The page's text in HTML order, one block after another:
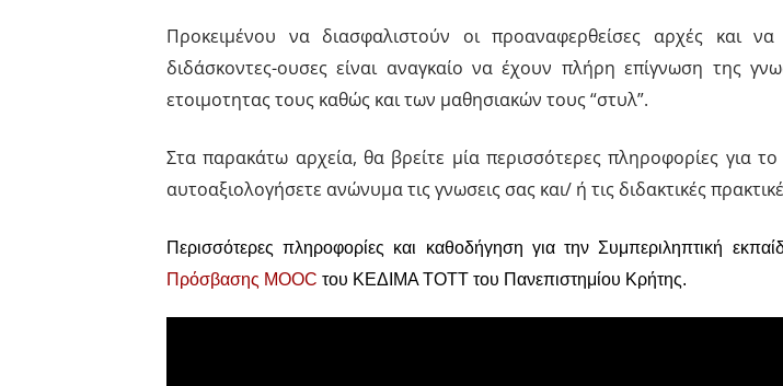
Προκειμένου να διασφαλιστούν οι προαναφερθείσες αρχές και να
διδάσκοντες-ουσες είναι αναγκαίο να έχουν πλήρη επίγνωση της
ετοιμοτητας τους καθώς και των μαθησιακών τους “στυλ”.
Στα παρακάτω αρχεία, θα βρείτε μία περισσότερες πληροφορίες για
αυτοαξιολογήσετε ανώνυμα τις γνωσεις σας και/ ή τις διδακτικές
Περισσότερες πληροφορίες και καθοδήγηση για την Συμπεριληπτική
Πρόσβασης MOOC του ΚΕΔΙΜΑ ΤΟΤΤ του Πανεπιστημίου Κρήτης.